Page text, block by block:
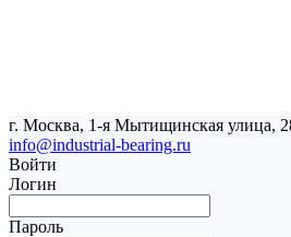
г. Москва, 1-я Мытищинская улица,
info@industrial-bearing.ru
Войти
Логин
Пароль